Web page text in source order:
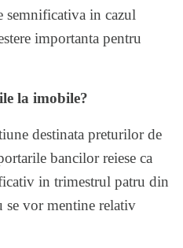
semnificativa in cazul
importanta pentru
la imobile?
destinata preturilor de
bancilor reiese ca
in trimestrul patru din
se vor mentine relativ